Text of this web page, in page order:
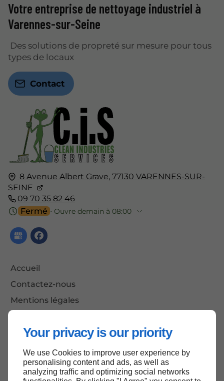
Your privacy is our priority
We use Cookies to improve user experience by
personalising content and ads, as well as
analyzing traffic and optimizing social networks
8 Avenue Albert Grave,77130 VARENNES-SUR-
SEINE
09 70 35 82 46
Fermé ⋅ Ouvre demain à 08:00
Accueil
Contactez-nous
Mentions légales
Votre entreprise de nettoyage industriel à
Varennes-sur-Seine
Des solutions de propreté sur mesure pour tous
types de locaux
Contact
Haut de page